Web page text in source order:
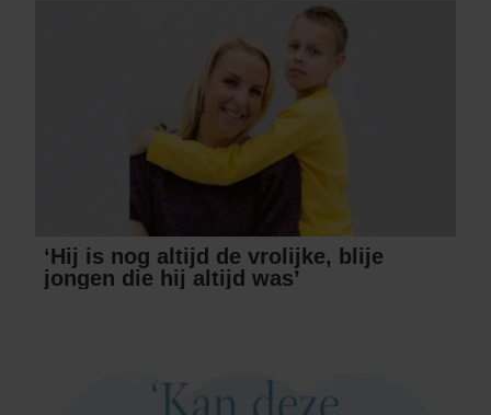
‘Hij is nog altijd de vrolijke, blije
jongen die hij altijd was’